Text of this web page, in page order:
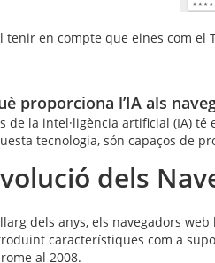
tenir en compte que eines com el
proporciona l’IA als
de la intel·ligència artificial (IA)
tecnologia, són capaços de
dels
dels anys, els navegadors
característiques com a
al 2008.